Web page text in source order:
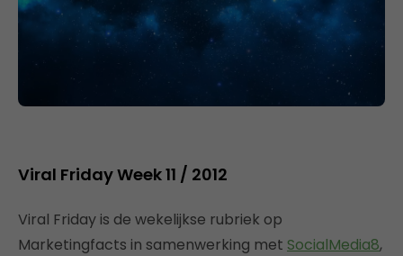
Viral Friday Week 11 / 2012
Viral Friday is de wekelijkse rubriek op
Marketingfacts in samenwerking met SocialMedia8,